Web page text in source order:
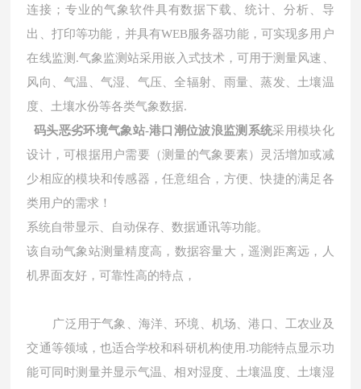
连接；专业的气象软件具有数据下载、统计、分析、导
出、打印等功能，并具有WEB 服务器功能，可实现多用户
在线监测 .气象监测站采用嵌入式技术，可用于测量风速、
风向、气温、气湿、气压、全辐射、雨量、蒸发、土壤温
度、土壤水份等各类气象数据.
码头恶劣环境气象站-港口潮位波浪监测系统采用模块化
设计，可根据用户需要（测量的气象要素）灵活增加或减
少相应的模块和传感器，任意组合，方便、快捷的满足各
类用户的需求！
系统自带显示、自动保存、数据通讯等功能。
该自动气象站测量精度高，数据容量大，遥测距离远，人
机界面友好，可靠性高的特点，
广泛用于气象、海洋、环境、机场、港口、工农业及
交通等领域，也适合学校和科研机构使用 .功能特点显示功
能可同时测量并显示气温、相对湿度、土壤温度、土壤湿